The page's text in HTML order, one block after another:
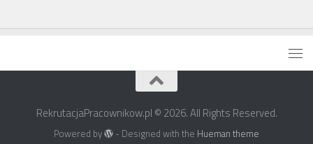
RekrutacjaPracownikow.pl © 2026. All Rights Reserved.
Powered by - Designed with the Hueman theme